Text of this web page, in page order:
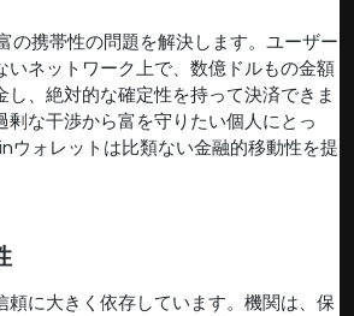
の携帯性の問題を解決します。ユーザー
いネットワーク上で、数億ドルもの金額
し、絶対的な確定性を持って決済できま
剰な干渉から富を守りたい個人にとっ
ウォレットは比類ない金融的移動性を提
頼に大きく依存しています。機関は、保